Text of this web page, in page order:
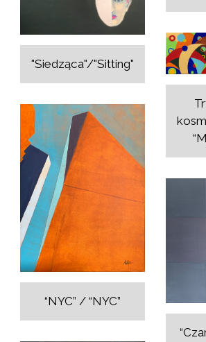
"Siedząca"/"Sitting"
“NYC” / “NYC”